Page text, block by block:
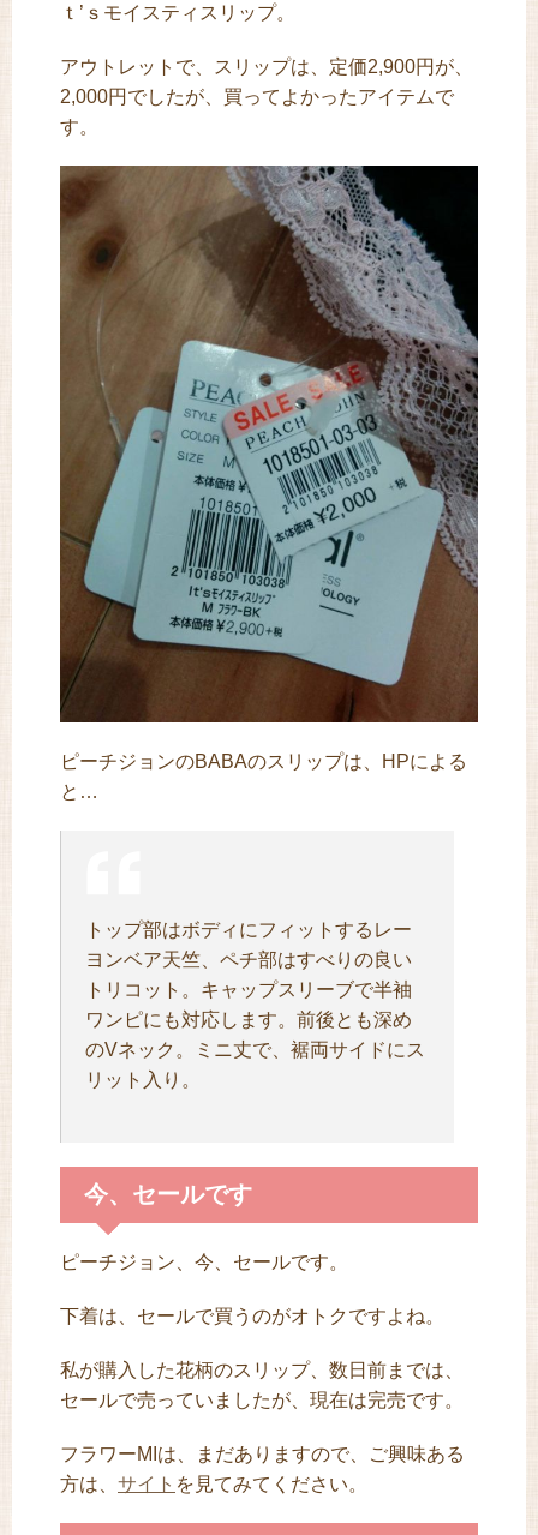
ｔ’ｓモイスティスリップ。
アウトレットで、スリップは、定価2,900円が、
2,000円でしたが、買ってよかったアイテムで
す。
ピーチジョンのBABAのスリップは、HPによる
と…
トップ部はボディにフィットするレー
ヨンベア天竺、ペチ部はすべりの良い
トリコット。キャップスリーブで半袖
ワンピにも対応します。前後とも深め
のVネック。ミニ丈で、裾両サイドにス
リット入り。
今、セールです
ピーチジョン、今、セールです。
下着は、セールで買うのがオトクですよね。
私が購入した花柄のスリップ、数日前までは、
セールで売っていましたが、現在は完売です。
フラワーMIは、まだありますので、ご興味ある
方は、 サイト を見てみてください。